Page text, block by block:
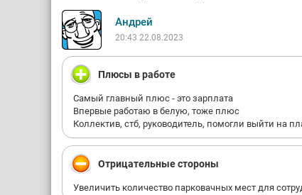
Андрей
20:43 22.08.2023
Плюсы в работе
Самый главный плюс - это зарплата
Впервые работаю в белую, тоже плюс
Коллектив, стб, руководитель, помогли выйти на
Отрицательные стороны
Увеличить количество парковачных мест для